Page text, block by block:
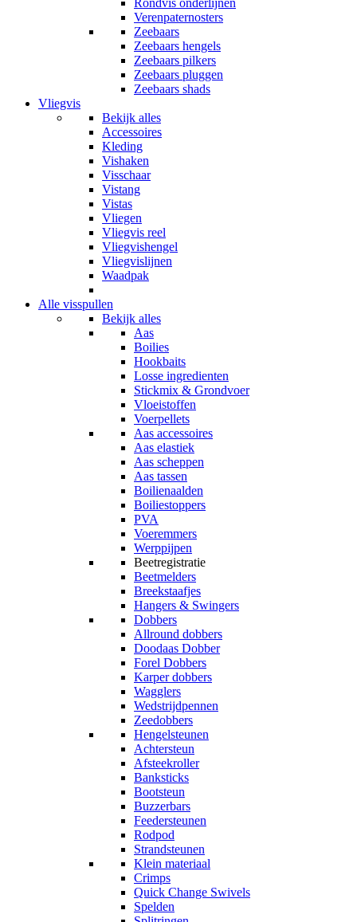
Rondvis onderlijnen
Verenpaternosters
Zeebaars
Zeebaars hengels
Zeebaars pilkers
Zeebaars pluggen
Zeebaars shads
Vliegvis
Bekijk alles
Accessoires
Kleding
Vishaken
Visschaar
Vistang
Vistas
Vliegen
Vliegvis reel
Vliegvishengel
Vliegvislijnen
Waadpak
Alle visspullen
Bekijk alles
Aas
Boilies
Hookbaits
Losse ingredienten
Stickmix & Grondvoer
Vloeistoffen
Voerpellets
Aas accessoires
Aas elastiek
Aas scheppen
Aas tassen
Boilienaalden
Boiliestoppers
PVA
Voeremmers
Werppijpen
Beetregistratie
Beetmelders
Breekstaafjes
Hangers & Swingers
Dobbers
Allround dobbers
Doodaas Dobber
Forel Dobbers
Karper dobbers
Wagglers
Wedstrijdpennen
Zeedobbers
Hengelsteunen
Achtersteun
Afsteekroller
Banksticks
Bootsteun
Buzzerbars
Feedersteunen
Rodpod
Strandsteunen
Klein materiaal
Crimps
Quick Change Swivels
Spelden